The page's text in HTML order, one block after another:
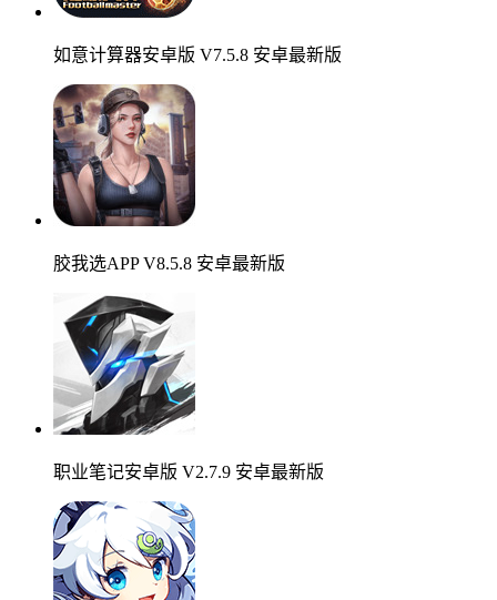
如意计算器安卓版 V7.5.8 安卓最新版
胶我选APP V8.5.8 安卓最新版
职业笔记安卓版 V2.7.9 安卓最新版